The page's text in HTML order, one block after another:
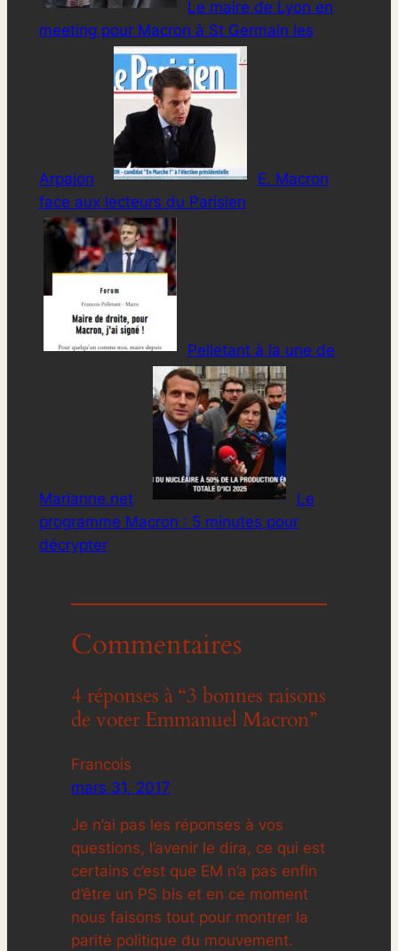
Le maire de Lyon en
meeting pour Macron à St Germain les
Arpajon
E. Macron
face aux lecteurs du Parisien
Pelletant à la une de
Marianne.net
Le
programme Macron : 5 minutes pour
décrypter
Commentaires
4 réponses à “3 bonnes raisons
de voter Emmanuel Macron”
Francois
mars 31, 2017
Je n’ai pas les réponses à vos
questions, l’avenir le dira, ce qui est
certains c’est que EM n’a pas enfin
d’être un PS bis et en ce moment
nous faisons tout pour montrer la
parité politique du mouvement.